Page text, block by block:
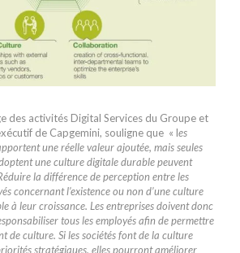
des activités Digital Services du Groupe et
de Capgemini, souligne que « les
une réelle valeur ajoutée, mais seules
une culture digitale durable peuvent
la différence de perception entre les
concernant l’existence ou non d’une culture
à leur croissance. Les entreprises doivent donc
tous les employés afin de permettre
de culture. Si les sociétés font de la culture
stratégiques, elles pourront améliorer